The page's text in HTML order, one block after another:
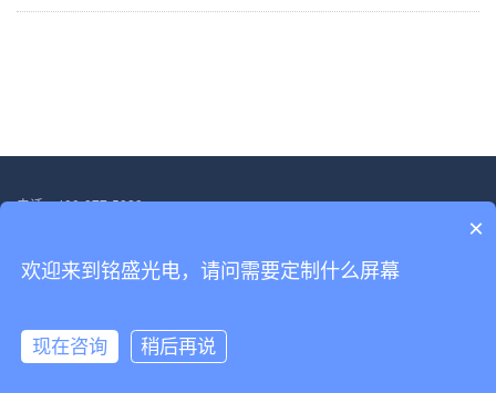
电话：400-877-5828
Copyright © 2022-2030 深圳市铭盛光电科技有限公司 版权所有
×
欢迎来到铭盛光电，请问需要定制什么屏幕
现在咨询 稍后再说